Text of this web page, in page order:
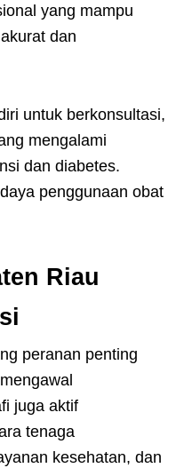
yang mampu
dan
untuk berkonsultasi,
mengalami
dan diabetes.
penggunaan obat
Riau
peranan penting
juga aktif
tenaga
kesehatan, dan